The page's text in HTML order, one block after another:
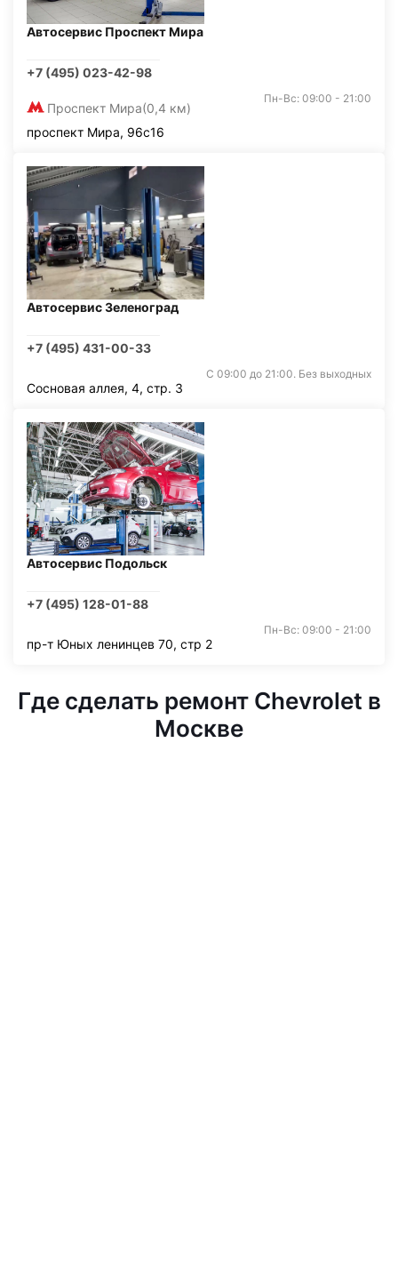
Автосервис Проспект Мира
+7 (495) 023-42-98
Проспект Мира(0,4 км)
Пн-Вс: 09:00 - 21:00
проспект Мира, 96с16
Автосервис Зеленоград
+7 (495) 431-00-33
С 09:00 до 21:00. Без выходных
Сосновая аллея, 4, стр. 3
Автосервис Подольск
+7 (495) 128-01-88
Пн-Вс: 09:00 - 21:00
пр-т Юных ленинцев 70, стр 2
Где сделать ремонт Chevrolet в
Москве